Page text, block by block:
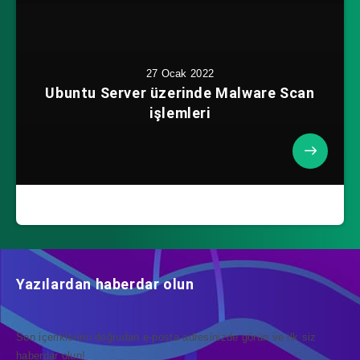
27 Ocak 2022
Ubuntu Server üzerinde Malware Scan
işlemleri
Yazılardan haberdar olun
Son içeriklerimi doğrudan e-posta adresinizde görün ve ilk siz
haberdar olun!